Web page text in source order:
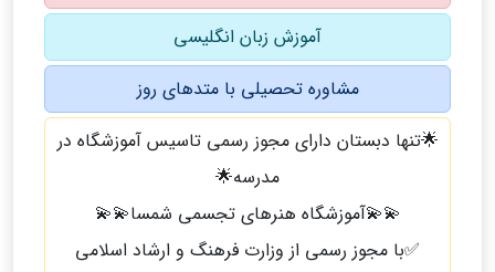
آموزش زبان انگلیسی
مشاوره تحصیلی با متدهای روز
🌟تنها دبستان دارای مجوز رسمی تاسیس آموزشگاه در
مدرسه🌟
💫💫آموزشگاه هنرهای تجسمی شمسا💫💫
✅با مجوز رسمی از وزارت فرهنگ و ارشاد اسلامی